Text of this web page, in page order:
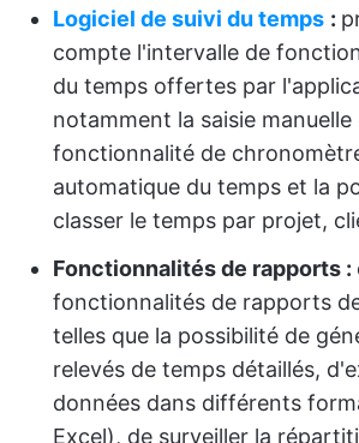
Logiciel de suivi du temps :
compte l'intervalle de
du temps offertes par
notamment la saisie manuelle
fonctionnalité de
automatique du temps et la
classer le temps par projet,
Fonctionnalités de rapports :
fonctionnalités de rapports
telles que la possibilité de
relevés de temps détaillés,
données dans différents
Excel), de surveiller la